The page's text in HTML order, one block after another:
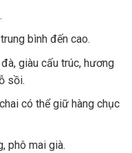
bình đến cao.
giàu cấu trúc, hương
sồi.
có thể giữ hàng chục
phô mai già.